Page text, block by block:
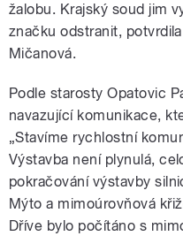
žalobu. Krajský soud jim
značku odstranit,
Mičanová.
Podle starosty Opatovic
navazující komunikace,
„Stavíme rychlostní
Výstavba není plynulá,
pokračování výstavby
Mýto a mimoúrovňová
Dříve bylo počítáno s